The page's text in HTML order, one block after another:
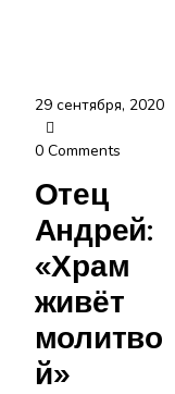
29 сентября, 2020
0 Comments
Отец
Андрей:
«Храм
живёт
молитво
й»